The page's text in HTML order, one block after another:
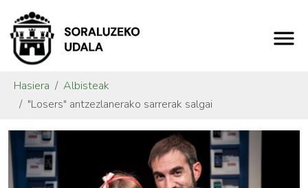
Hasiera
Albisteak
"Losers" antzezlanerako sarrerak salgai